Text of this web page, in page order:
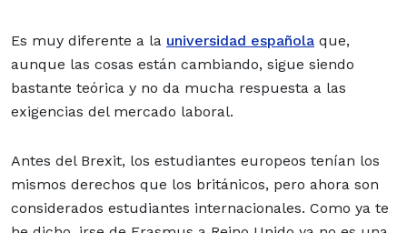
Es muy diferente a la universidad española que,
aunque las cosas están cambiando, sigue siendo
bastante teórica y no da mucha respuesta a las
exigencias del mercado laboral.
Antes del Brexit, los estudiantes europeos tenían los
mismos derechos que los británicos, pero ahora son
considerados estudiantes internacionales. Como ya te